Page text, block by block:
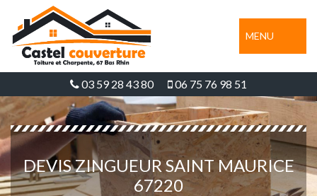
MENU
03 59 28 43 80 06 75 76 98 51
DEVIS ZINGUEUR SAINT MAURICE
67220